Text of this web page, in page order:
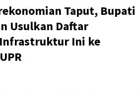
Taput, Bupati
Usulkan Daftar
Ini ke